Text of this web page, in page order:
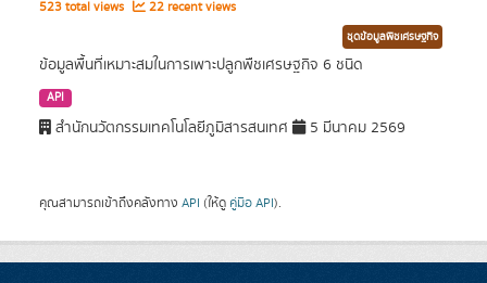
523 total views 22 recent views
ชุดข้อมูลพืชเศรษฐกิจ
ข้อมูลพื้นที่เหมาะสมในการเพาะปลูกพืชเศรษฐกิจ 6 ชนิด
API
สำนักนวัตกรรมเทคโนโลยีภูมิสารสนเทศ 5 มีนาคม 2569
คุณสามารถเข้าถึงคลังทาง API (ให้ดู คู่มือ API).